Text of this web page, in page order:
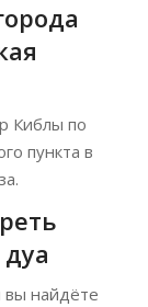
Киблы по
пункта в
вы найдёте